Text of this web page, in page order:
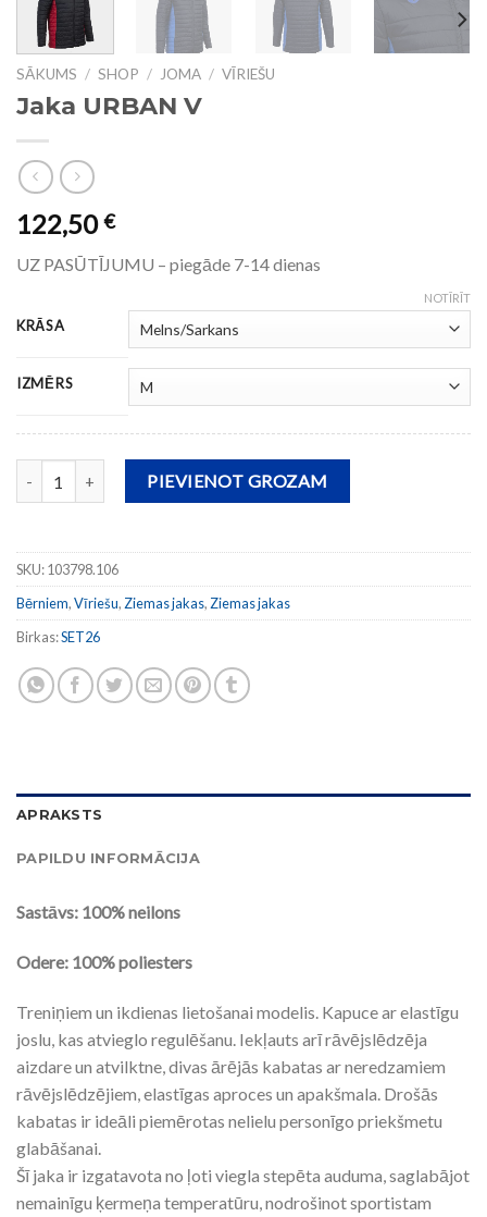
SĀKUMS / SHOP / JOMA / VĪRIEŠU
Jaka URBAN V
122,50€
UZ PASŪTĪJUMU – piegāde 7-14 dienas
KRĀSA
IZMĒRS
NOTĪRĪT
Jaka URBAN V daudzumsPIEVIENOT GROZAM
SKU:103798.106
Bērniem,Vīriešu, Ziemas jakas, Ziemas jakas
Birkas:SET26
APRAKSTS
PAPILDU INFORMĀCIJA
Sastāvs: 100% neilons
Odere: 100% poliesters
Treniņiem un ikdienas lietošanai modelis. Kapuce ar elastīgu
joslu, kas atvieglo regulēšanu. Iekļauts arī rāvējslēdzēja
aizdare un atvilktne, divas ārējās kabatas ar neredzamiem
rāvējslēdzējiem, elastīgas aproces un apakšmala. Drošās
kabatas ir ideāli piemērotas nelielu personīgo priekšmetu
glabāšanai.
Šī jaka ir izgatavota no ļoti viegla stepēta auduma, saglabājot
nemainīgu ķermeņa temperatūru, nodrošinot sportistam